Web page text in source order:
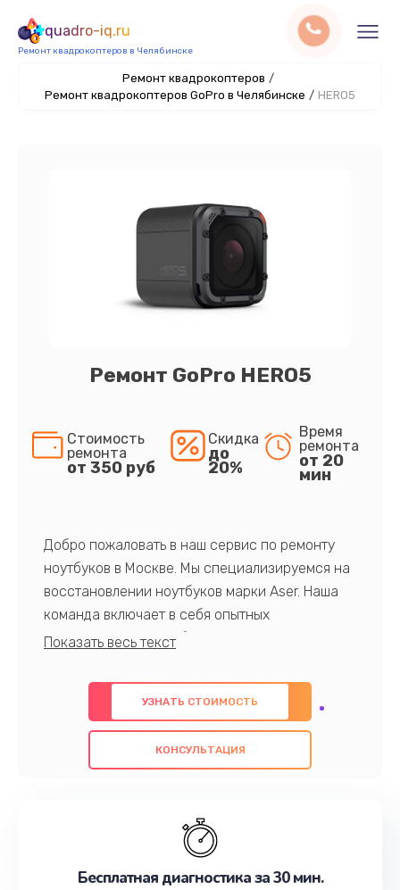
quadro-iq.ru
Ремонт квадрокоптеров в Челябинске
Ремонт квадрокоптеров /
Ремонт квадрокоптеров GoPro в Челябинске / HERO5
Ремонт GoPro HERO5
Стоимость
ремонта
от 350 руб
Скидка
до
20%
Время
ремонта
от 20
мин
Добро пожаловать в наш сервис по ремонту
ноутбуков в Москве. Мы специализируемся на
восстановлении ноутбуков марки Aser. Наша
команда включает в себя опытных
профессионалов с обширными знаниями и
предлагаем быстрый и качественный ремонт с
использованием оригинальных компонентов, а
также гарантируем качество всех
проведенных работ. Наша цель - предоставить
наилучшим образом. Не медлите записаться на
УЗНАТЬ СТОИМОСТЬ
КОНСУЛЬТАЦИЯ
Бесплатная диагностика за 30 мин.